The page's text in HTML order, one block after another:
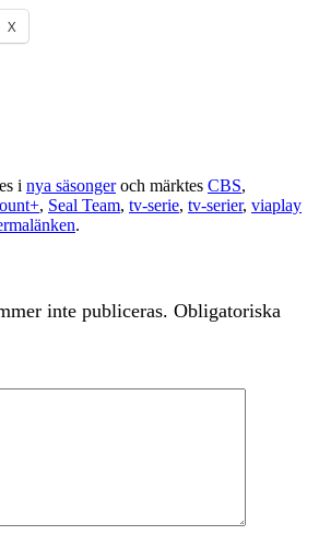
X
i nya säsongeroch märktes CBS,
, Seal Team, tv-serie, tv-serier, viaplay
.
inte publiceras. Obligatoriska